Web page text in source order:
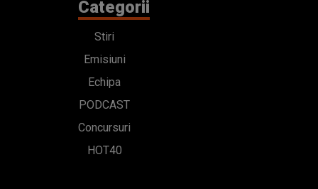
Categorii
Stiri
Emisiuni
Echipa
PODCAST
Concursuri
HOT40